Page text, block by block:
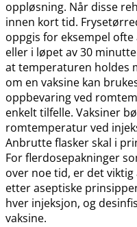
oppløsning. Når disse
innen kort tid.
oppgis for eksempel
eller i løpet av 30
at temperaturen holdes
om en vaksine kan
oppbevaring ved
enkelt tilfelle. Vaksiner
romtemperatur ved
Anbrutte flasker skal i
For flerdosepakninger
over noe tid, er det
etter aseptiske
hver injeksjon, og
vaksine.